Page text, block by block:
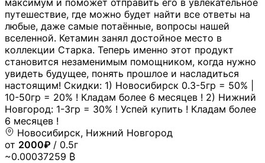
максимум и поможет отправить его в увлекательное
путешествие, где можно будет найти все ответы на
любые, даже самые потаённые, вопросы нашей
вселенной. Кетамин занял достойное место в
коллекции Старка. Теперь именно этот продукт
становится незаменимым помощником, когда нужно
увидеть будущее, понять прошлое и насладиться
настоящим! Скидки: 1) Новосибирск 0.3-5гр = 50% |
10-50гр = 20% ! Кладам более 6 месяцев ! 2) Нижний
Новгород: 1-3гр = 30% ! Успей купить ! Кладам более
6 месяцев !
Новосибирск, Нижний Новгород
от 2000₽ / 0.5г
~0.00037259 ₿